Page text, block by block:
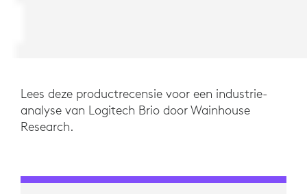
Lees deze productrecensie voor een industrie-
analyse van Logitech Brio door Wainhouse
Research.